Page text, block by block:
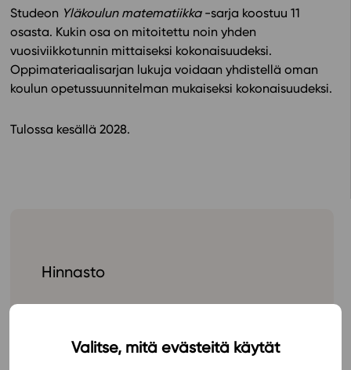
Valitse, mitä evästeitä käytät
Tilaa uutiskirje
Ota yhteyttä
In English
Studeon Yläkoulun matematiikka-sarja koostuu 11
osasta. Kukin osa on mitoitettu noin yhden
vuosiviikkotunnin mittaiseksi kokonaisuudeksi.
Oppimateriaalisarjan lukuja voidaan yhdistellä oman
koulun opetussuunnitelman mukaiseksi kokonaisuudeksi.
Tulossa kesällä 2028.
Hinnasto